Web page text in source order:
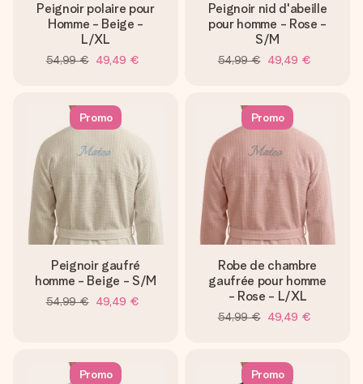
Peignoir polaire pour
Homme - Beige -
L/XL
54,99 € 49,49 €
Peignoir nid d'abeille
pour homme - Rose -
S/M
54,99 € 49,49 €
Promo
Peignoir gaufré
homme - Beige - S/M
54,99 € 49,49 €
Promo
Robe de chambre
gaufrée pour homme
- Rose - L/XL
54,99 € 49,49 €
Promo Promo